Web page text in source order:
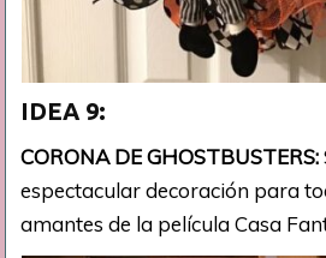
IDEA 9:
CORONA DE GHOSTBUSTERS:
espectacular decoración para
amantes de la película Casa